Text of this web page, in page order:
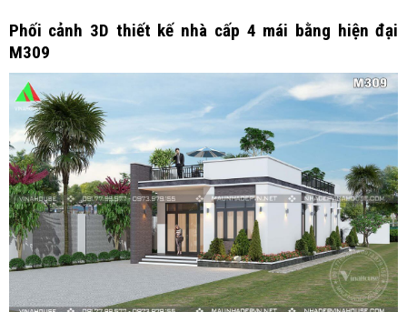
Phối cảnh 3D thiết kế nhà cấp 4 mái bằng hiện đại
M309